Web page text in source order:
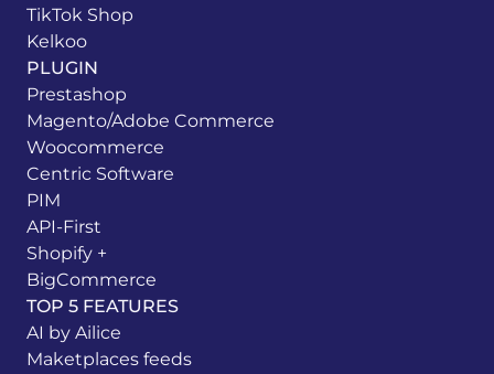
TikTok Shop
Kelkoo
PLUGIN
Prestashop
Magento/Adobe Commerce
Woocommerce
Centric Software
PIM
API-First
Shopify +
BigCommerce
TOP 5 FEATURES
AI by Ailice
Maketplaces feeds